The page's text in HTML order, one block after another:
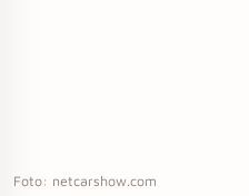
Foto: netcarshow.com